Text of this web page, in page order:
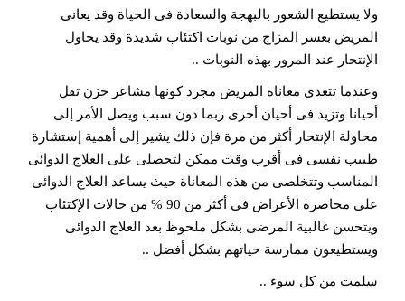
ولا يستطيع الشعور بالبهجة والسعادة فى الحياة وقد يعانى
المريض بعسر المزاج من نوبات اكتئاب شديدة وقد يحاول
الإنتحار عند المرور بهذه النوبات ..
وعندما تتعدى معاناة المريض مجرد كونها مشاعر حزن تقل
أحيانا وتزيد فى أحيان أخرى ربما دون سبب ويصل الأمر إلى
محاولة الإنتحار أكثر من مرة فإن ذلك يشير إلى أهمية إستشارة
طبيب نفسى فى أقرب وقت ممكن لتحصلى على العلاج الدوائى
المناسب وتتخلصى من هذه المعاناة حيث يساعد العلاج الدوائى
على محاصرة الأعراض فى أكثر من 90 % من حالات الإكتئاب
ويتحسن غالبية المرضى بشكل ملحوظ بعد العلاج الدوائى
ويستطيعون ممارسة حياتهم بشكل أفضل ..
سلمت من كل سوء ..